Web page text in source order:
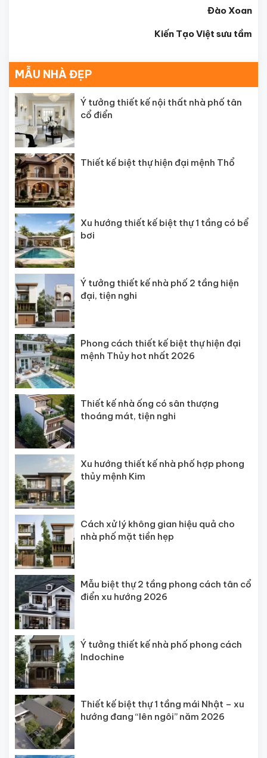
Đào Xoan
Kiến Tạo Việt sưu tầm
MẪU NHÀ ĐẸP
Ý tưởng thiết kế nội thất nhà phố tân
cổ điển
Thiết kế biệt thự hiện đại mệnh Thổ
Xu hướng thiết kế biệt thự 1 tầng có bể
bơi
Ý tưởng thiết kế nhà phố 2 tầng hiện
đại, tiện nghi
Phong cách thiết kế biệt thự hiện đại
mệnh Thủy hot nhất 2026
Thiết kế nhà ống có sân thượng
thoáng mát, tiện nghi
Xu hướng thiết kế nhà phố hợp phong
thủy mệnh Kim
Cách xử lý không gian hiệu quả cho
nhà phố mặt tiền hẹp
Mẫu biệt thự 2 tầng phong cách tân cổ
điển xu hướng 2026
Ý tưởng thiết kế nhà phố phong cách
Indochine
Thiết kế biệt thự 1 tầng mái Nhật – xu
hướng đang “lên ngôi” năm 2026